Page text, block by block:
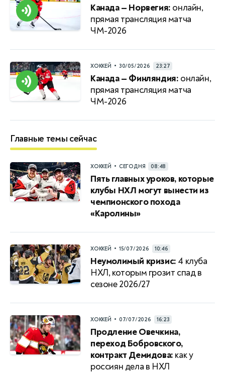
Канада — Норвегия: онлайн,
прямая трансляция матча
ЧМ-2026
ХОККЕЙ • 30/05/2026 23:27
Канада — Финляндия: онлайн,
прямая трансляция матча
ЧМ-2026
Главные темы сейчас
ХОККЕЙ • СЕГОДНЯ 08:48
Пять главных уроков, которые
клубы НХЛ могут вынести из
чемпионского похода
«Каролины»
ХОККЕЙ • 15/07/2026 10:46
Неумолимый кризис: 4 клуба
НХЛ, которым грозит спад в
сезоне 2026/27
ХОККЕЙ • 07/07/2026 16:23
Продление Овечкина,
переход Бобровского,
контракт Демидова: как у
россиян дела в НХЛ